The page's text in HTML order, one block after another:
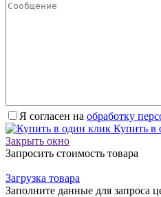
Я согласен на обработку
Купить в
Закрыть окно
Запросить стоимость товара
Загрузка товара
Заполните данные для запроса